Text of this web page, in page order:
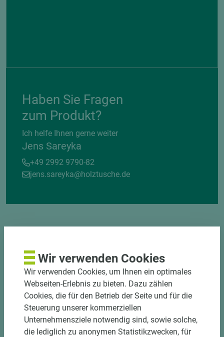
Haben Sie Fragen
zum Produkt?
Ich helfe Ihnen gerne weiter
Jens Sareyka
+49 2992 9790-82
jens.sareyka@holztusche.de
DOWNLOADS
Wir verwenden Cookies
Wir verwenden Cookies, um Ihnen ein optimales
Webseiten-Erlebnis zu bieten. Dazu zählen
Cookies, die für den Betrieb der Seite und für die
Steuerung unserer kommerziellen
Unternehmensziele notwendig sind, sowie solche,
die lediglich zu anonymen Statistikzwecken, für